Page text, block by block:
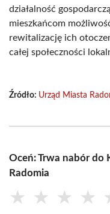
działalność
mieszkańcom
rewitalizację ich
całej społeczności
Źródło: Urząd Miasta
Oceń: Trwa nabór do
Radomia
★ ★ ★ ★